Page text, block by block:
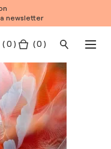
newsletter
(0 ) ( 0 )